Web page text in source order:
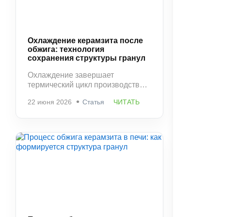
Охлаждение керамзита после
обжига: технология
сохранения структуры гранул
Охлаждение завершает
термический цикл производства и
материала, сформированную в
прочность, стабильную
пористость и устойчивость к
разрушению.
22 июня 2026 Статья ЧИТАТЬ